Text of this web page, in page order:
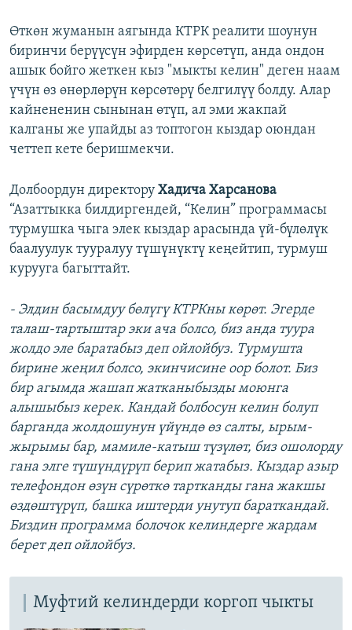
Өткөн жуманын аягында КТРК реалити шоунун
биринчи берүүсүн эфирден көрсөтүп, анда ондон
ашык бойго жеткен кыз "мыкты келин" деген наам
үчүн өз өнөрлөрүн көрсөтөрү белгилүү болду. Алар
кайнененин сынынан өтүп, ал эми жакпай
калганы же упайды аз топтогон кыздар оюндан
четтеп кете беришмекчи.
Долбоордун директору Хадича Харсанова
“Азаттыкка билдиргендей, “Келин” программасы
турмушка чыга элек кыздар арасында үй-бүлөлүк
баалуулук тууралуу түшүнүктү кеңейтип, турмуш
курууга багыттайт.
- Элдин басымдуу бөлүгү КТРКны көрөт. Эгерде
талаш-тартыштар эки ача болсо, биз анда туура
жолдо эле баратабыз деп ойлойбуз. Турмушта
бирине жеңил болсо, экинчисине оор болот. Биз
бир агымда жашап жатканыбызды моюнга
алышыбыз керек. Кандай болбосун келин болуп
барганда жолдошунун үйүндө өз салты, ырым-
жырымы бар, мамиле-катыш түзүлөт, биз ошолорду
гана элге түшүндүрүп берип жатабыз. Кыздар азыр
телефондон өзүн сүрөткө тартканды гана жакшы
өздөштүрүп, башка иштерди унутуп бараткандай.
Биздин программа болочок келиндерге жардам
берет деп ойлойбуз.
Муфтий келиндерди коргоп чыкты